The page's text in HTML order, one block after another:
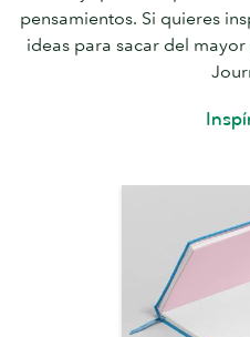
pensamientos. Si quieres
ideas para sacar del